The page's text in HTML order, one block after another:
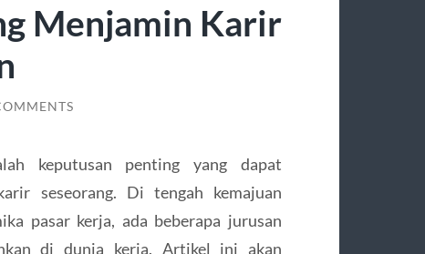
Menjamin Karir
keputusan penting yang dapat
seseorang. Di tengah kemajuan
pasar kerja, ada beberapa jurusan
di dunia kerja. Artikel ini akan